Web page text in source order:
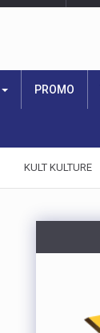
PROMO
KULT KULTURE